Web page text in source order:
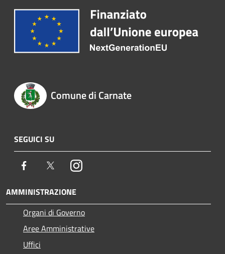
Comune di Carnate
SEGUICI SU
Facebook TwitterInstagram
AMMINISTRAZIONE
Organi di Governo
Aree Amministrative
Uffici